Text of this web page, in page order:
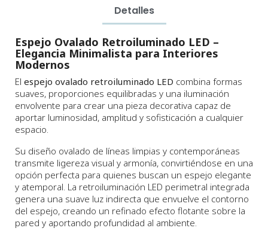
Detalles
Espejo Ovalado Retroiluminado LED –
Elegancia Minimalista para Interiores
Modernos
El espejo ovalado retroiluminado LED combina formas
suaves, proporciones equilibradas y una iluminación
envolvente para crear una pieza decorativa capaz de
aportar luminosidad, amplitud y sofisticación a cualquier
espacio.
Su diseño ovalado de líneas limpias y contemporáneas
transmite ligereza visual y armonía, convirtiéndose en una
opción perfecta para quienes buscan un espejo elegante
y atemporal. La retroiluminación LED perimetral integrada
genera una suave luz indirecta que envuelve el contorno
del espejo, creando un refinado efecto flotante sobre la
pared y aportando profundidad al ambiente.